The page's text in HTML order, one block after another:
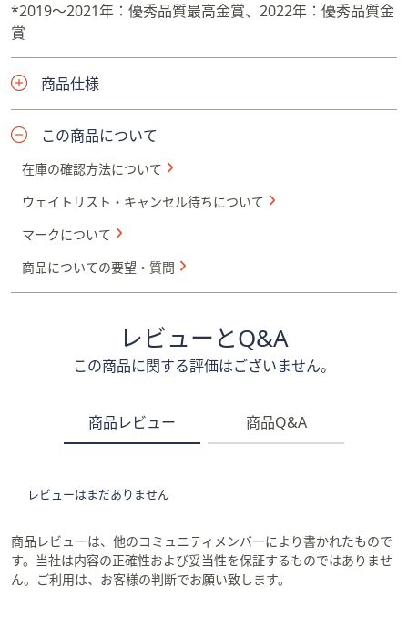
*2019〜2021年：優秀品質最高金賞、2022年：優秀品質金
賞
商品仕様
この商品について
在庫の確認方法について
ウェイトリスト・キャンセル待ちについて
マークについて
商品についての要望・質問
レビューとQ&A
この商品に関する評価はございません。
商品レビュー 商品Q&A
レビューはまだありません
商品レビューは、他のコミュニティメンバーにより書かれたもので
す。当社は内容の正確性および妥当性を保証するものではありませ
ん。ご利用は、お客様の判断でお願い致します。